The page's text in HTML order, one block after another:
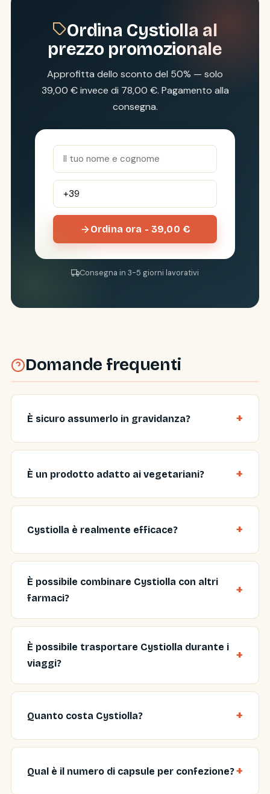
Ordina Cystiolla al
prezzo promozionale
Approfitta dello sconto del 50% — solo
39,00 € invece di 78,00 €. Pagamento alla
consegna.
Ordina ora - 39,00 €
Consegna in 3-5 giorni lavorativi
Domande frequenti
È sicuro assumerlo in gravidanza?
È un prodotto adatto ai vegetariani?
Cystiolla è realmente efficace?
È possibile combinare Cystiolla con altri
farmaci?
È possibile trasportare Cystiolla durante i
viaggi?
Quanto costa Cystiolla?
Qual è il numero di capsule per confezione?